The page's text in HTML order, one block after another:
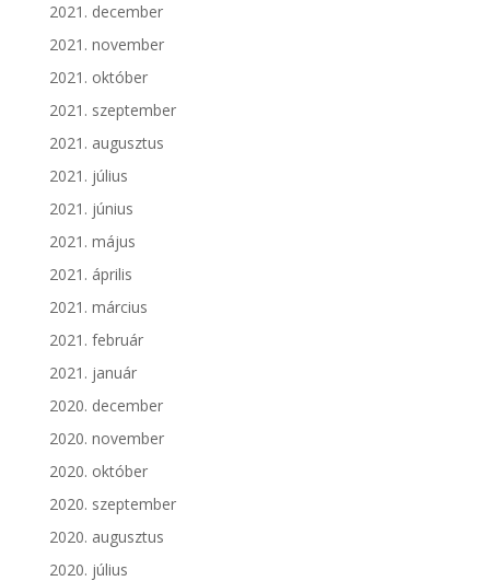
2021. december
2021. november
2021. október
2021. szeptember
2021. augusztus
2021. július
2021. június
2021. május
2021. április
2021. március
2021. február
2021. január
2020. december
2020. november
2020. október
2020. szeptember
2020. augusztus
2020. július